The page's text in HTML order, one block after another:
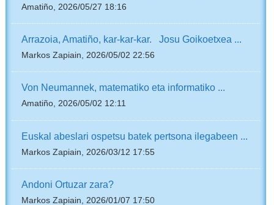
Amatiño, 2026/05/27 18:16
Arrazoia, Amatiño, kar-kar-kar. Josu Goikoetxea ...
Markos Zapiain, 2026/05/02 22:56
Von Neumannek, matematiko eta informatiko ...
Amatiño, 2026/05/02 12:11
Euskal abeslari ospetsu batek pertsona ilegabeen ...
Markos Zapiain, 2026/03/12 17:55
Andoni Ortuzar zara?
Markos Zapiain, 2026/01/07 17:50